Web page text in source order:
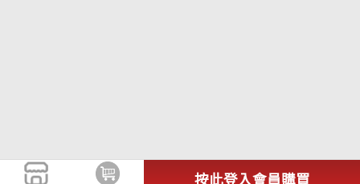
按此登入會員購買